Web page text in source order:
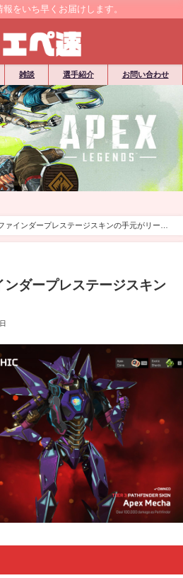
をいち早くお届けします。
雑談 選手紹介 お問い合わせ
ァインダープレステージスキンの手元がリー
ンダープレステージスキン